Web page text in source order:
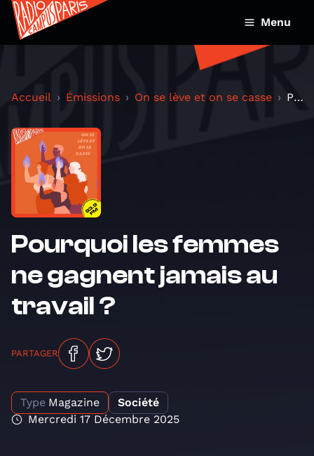
Menu
Accueil Émissions On se lève et on se casse Pourquoi les femmes ne gagnent jamais au travail ?
Pourquoi les femmes
ne gagnent jamais au
travail ?
PARTAGER
Type Magazine
Société
Mercredi 17 Décembre 2025